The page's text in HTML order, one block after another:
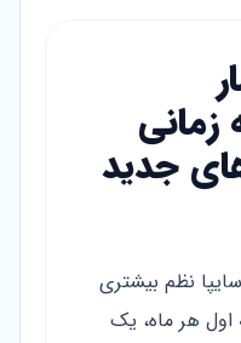
زمانی
جدید
سایپا نظم بیشتری
اول هر ماه، یک